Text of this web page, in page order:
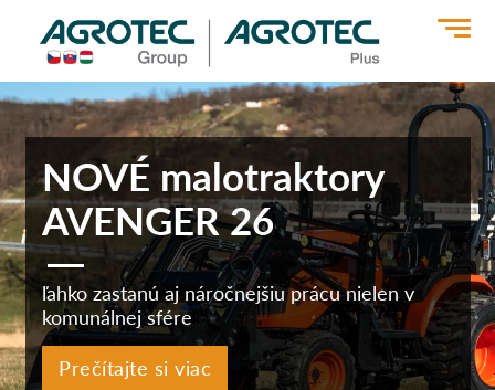
NOVÉ malotraktory
AVENGER 26
ľahko zastanú aj náročnejšiu prácu nielen v
komunálnej sfére
Prečítajte si viac